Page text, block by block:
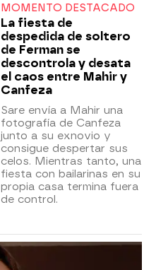
MOMENTO DESTACADO
La fiesta de
despedida de soltero
de Ferman se
descontrola y desata
el caos entre Mahir y
Canfeza
Sare envía a Mahir una
fotografía de Canfeza
junto a su exnovio y
consigue despertar sus
celos. Mientras tanto, una
fiesta con bailarinas en su
propia casa termina fuera
de control.